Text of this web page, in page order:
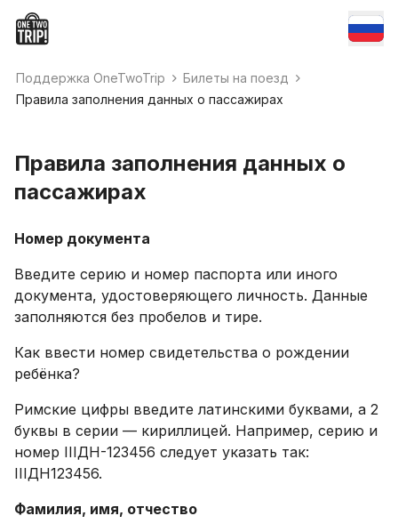
Поддержка OneTwoTrip
Билеты на поезд
Правила заполнения данных о пассажирах
Правила заполнения данных о
пассажирах
Номер документа
Введите серию и номер паспорта или иного
документа, удостоверяющего личность. Данные
заполняются без пробелов и тире.
Как ввести номер свидетельства о рождении
ребёнка?
Римские цифры введите латинскими буквами, а 2
буквы в серии — кириллицей. Например, серию и
номер IIIДН-123456 следует указать так:
IIIДН123456.
Фамилия, имя, отчество